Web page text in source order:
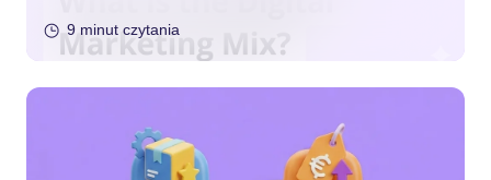
9 minut czytania